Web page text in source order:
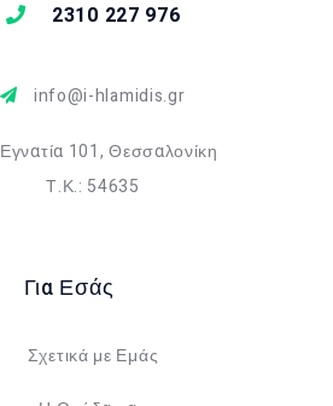
2310 227 976
info@i-hlamidis.gr
Εγνατία 101, Θεσσαλονίκη
Τ.Κ.: 54635
Για Εσάς
Σχετικά με Εμάς